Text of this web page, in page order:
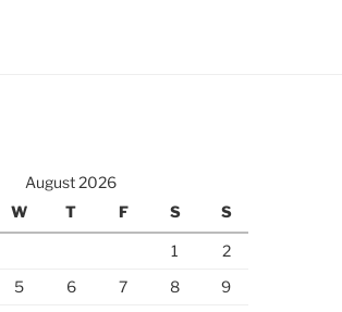
August 2026
W T F S S
1
2
5 6 7 8
9